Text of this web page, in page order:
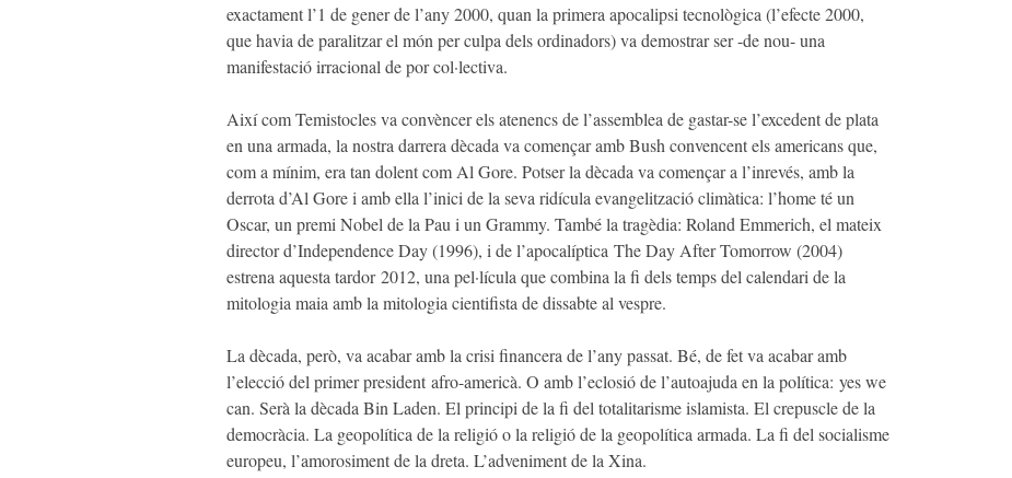
exactament l’1 de gener de l’any 2000, quan la primera apocalipsi tecnològica (l’efecte 2000,
que havia de paralitzar el món per culpa dels ordinadors) va demostrar ser -de nou- una
manifestació irracional de por col·lectiva.
Així com Temistocles va convèncer els atenencs de l’assemblea de gastar-se l’excedent de plata
en una armada, la nostra darrera dècada va començar amb Bush convencent els americans que,
com a mínim, era tan dolent com Al Gore. Potser la dècada va començar a l’inrevés, amb la
derrota d’Al Gore i amb ella l’inici de la seva ridícula evangelització climàtica: l’home té un
Oscar, un premi Nobel de la Pau i un Grammy. També la tragèdia: Roland Emmerich, el mateix
director d’Independence Day(1996), i de l’apocalíptica The Day After Tomorrow (2004)
estrena aquesta tardor2012, una pel·lícula que combina la fi dels temps del calendari de la
mitologia maia amb la mitologia cientifista de dissabte al vespre.
La dècada, però, va acabar amb la crisi financera de l’any passat. Bé, de fet va acabar amb
l’elecció del primer president afro-americà. O amb l’eclosió de l’autoajuda en la política: yes we
can. Serà la dècada Bin Laden. El principi de la fi del totalitarisme islamista. El crepuscle de la
democràcia. La geopolítica de la religió o la religió de la geopolítica armada. La fi del socialisme
europeu, l’amorosiment de la dreta. L’adveniment de la Xina.